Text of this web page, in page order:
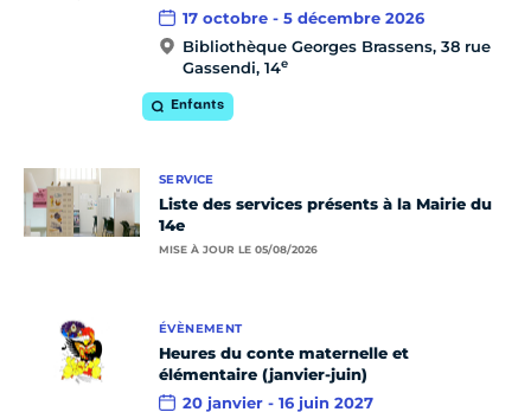
17 octobre - 5 décembre 2026
Bibliothèque Georges Brassens, 38 rue
Gassendi, 14e
Enfants
SERVICE
Liste des services présents à la Mairie du
14e
MISE À JOUR LE 05/08/2026
ÉVÈNEMENT
Heures du conte maternelle et
élémentaire (janvier-juin)
20 janvier - 16 juin 2027